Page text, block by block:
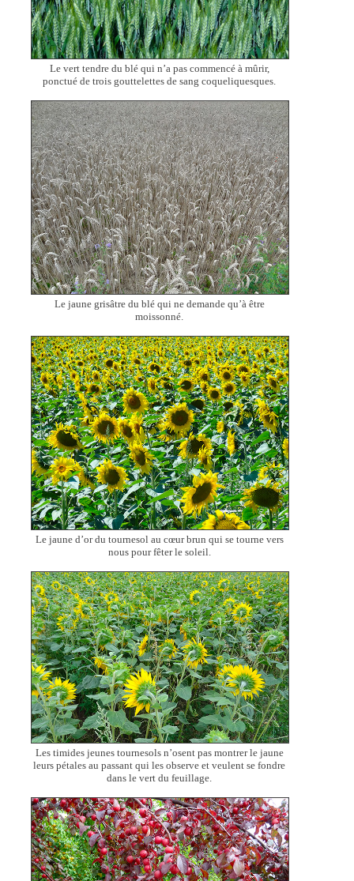
Le vert tendre du blé qui n’a pas commencé à mûrir,
ponctué de trois gouttelettes de sang coqueliquesques.
Le jaune grisâtre du blé qui ne demande qu’à être
moissonné.
Le jaune d’or du tournesol au cœur brun qui se tourne vers
nous pour fêter le soleil.
Les timides jeunes tournesols n’osent pas montrer le jaune
leurs pétales au passant qui les observe et veulent se fondre
dans le vert du feuillage.